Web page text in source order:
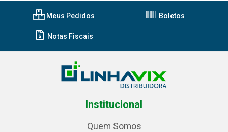
Meus Pedidos Boletos
Notas Fiscais
Institucional
Quem Somos